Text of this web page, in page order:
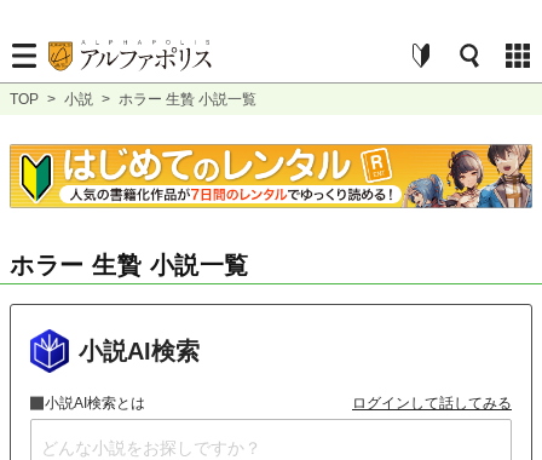
TOP > 小説 > ホラー 生贄 小説一覧
ホラー 生贄 小説一覧
小説AI検索
小説AI検索とは ログインして話してみる